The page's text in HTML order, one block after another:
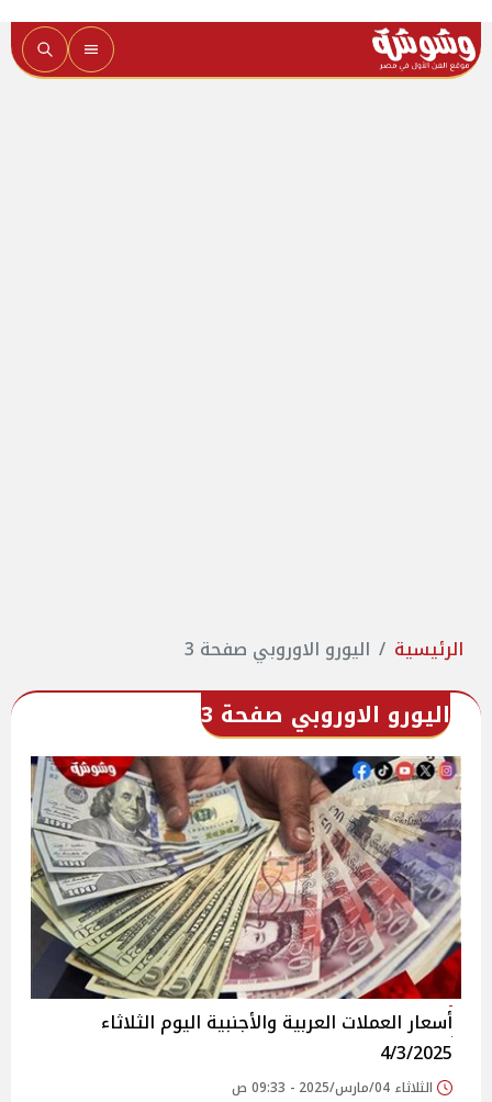
الرئيسية اليورو الاوروبي صفحة 3
اليورو الاوروبي صفحة 3
أسعار العملات العربية والأجنبية اليوم الثلاثاء
4/3/2025
الثلاثاء 04/مارس/2025 - 09:33 ص